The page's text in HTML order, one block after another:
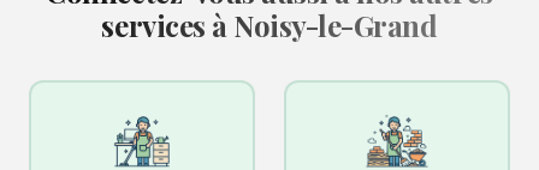
services à Noisy-le-Grand